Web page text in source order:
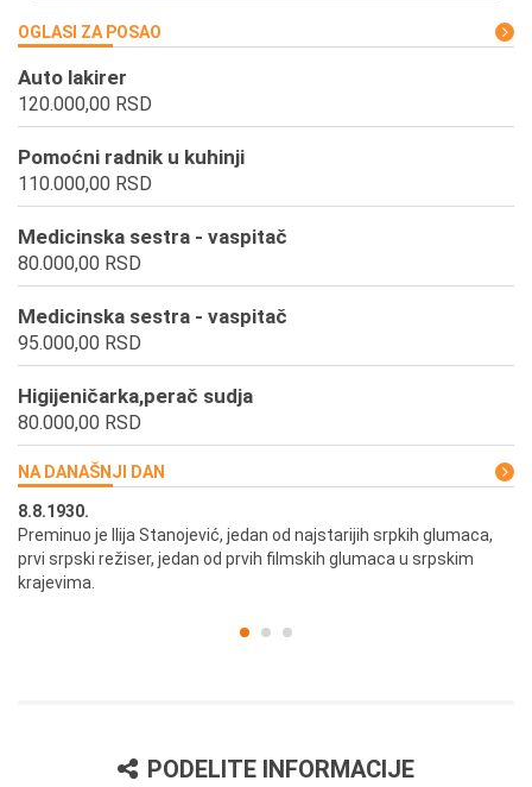
OGLASI ZA POSAO
Auto lakirer
120.000,00 RSD
Pomoćni radnik u kuhinji
110.000,00 RSD
Medicinska sestra - vaspitač
80.000,00 RSD
Medicinska sestra - vaspitač
95.000,00 RSD
Higijeničarka,perač sudja
80.000,00 RSD
NA DANAŠNJI DAN
8.8.1930.
Preminuo je Ilija Stanojević, jedan od najstarijih srpkih glumaca,
prvi srpski režiser, jedan od prvih filmskih glumaca u srpskim
krajevima.
PODELITE INFORMACIJE